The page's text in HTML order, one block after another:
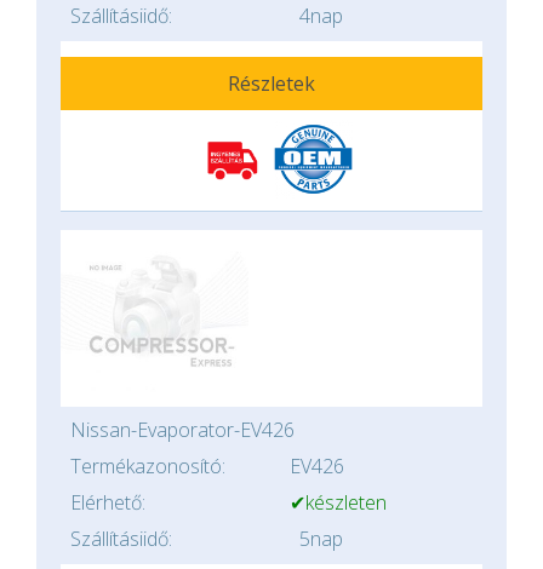
Szállításiidő:
4nap
Részletek
Nissan-Evaporator-EV426
Termékazonosító:
EV426
Elérhető:
✔készleten
Szállításiidő:
5nap